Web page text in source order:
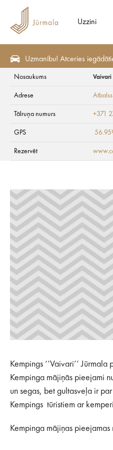
Uzzini
Uzmanību! Atceries
Vaivari
Nosaukums Vaivari
Adrese Atbalss
Tālruņa numurs +371
GPS
Rezervēt
Kempings ‘’Vaivari’’
Kempinga mājiņās pieejami
un segas, bet gultasveļa ir
Kempings tūristiem ar
Kempinga mājiņas